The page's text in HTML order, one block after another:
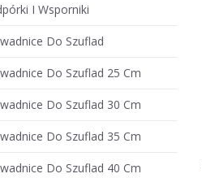
I Wsporniki
Do Szuflad
Do Szuflad 25 Cm
Do Szuflad 30 Cm
Do Szuflad 35 Cm
Do Szuflad 40 Cm